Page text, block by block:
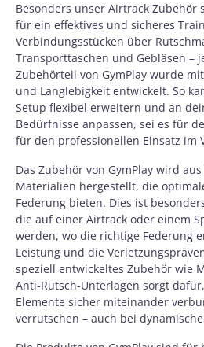
Besonders unser Airtrack Zubehör
für ein effektives und sicheres
Verbindungsstücken über
Transporttaschen und Gebläsen –
Zubehörteil von GymPlay wurde
und Langlebigkeit entwickelt. So
Setup flexibel erweitern und an
Bedürfnisse anpassen, sei es für
für den professionellen Einsatz im
Das Zubehör von GymPlay wird
Materialien hergestellt, die
Federung bieten. Dies ist
die auf einer Airtrack oder einem
werden, wo die richtige Federung
Leistung und die
speziell entwickeltes Zubehör wie
Anti-Rutsch-Unterlagen sorgt
Elemente sicher miteinander
verrutschen – auch bei